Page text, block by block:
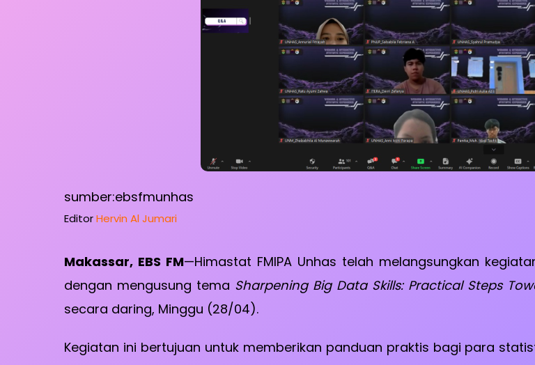
sumber:ebsfmunhas
EditorHervin Al Jumari
Makassar, EBS FM—Himastat FMIPA Unhas telah melangsungkan
dengan mengusung tema Sharpening Big Data Skills: Practical Steps
secara daring, Minggu (28/04).
Kegiatan ini bertujuan untuk memberikan panduan praktis bagi para